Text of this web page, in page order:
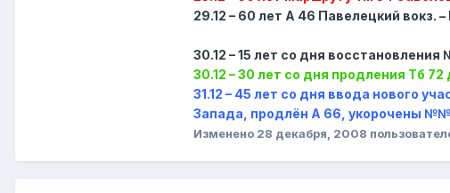
29.12 – 60 лет А 46 Павелецкий вокз. –
30.12 – 15 лет со дня
30.12 – 30 лет со дня продления Тб 72
31.12 – 45 лет со дня ввода нового
Запада, продлён А 66, укорочены №№
Изменено 28 декабря, 2008